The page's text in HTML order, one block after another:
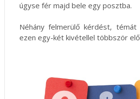
úgyse fér majd bele egy posztba.
Néhány felmerülő kérdést,
ezen egy-két kivétellel többször